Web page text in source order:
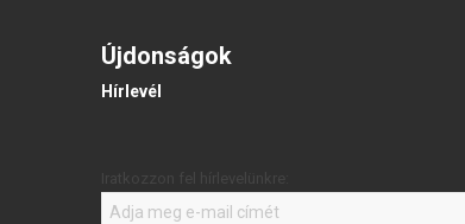
Újdonságok
Hírlevél